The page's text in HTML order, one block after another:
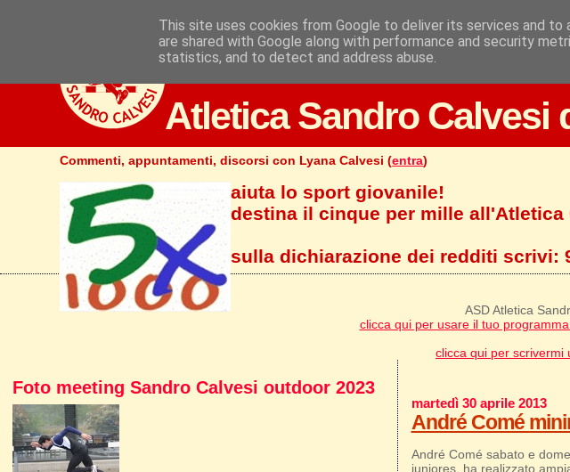
Atletica Sandro Calvesi
Commenti, appuntamenti, discorsi con Lyana Calvesi (entra)
aiuta lo sport giovanile!
destina il cinque per mille all'Atletica
sulla dichiarazione dei redditi scrivi:
ASD Atletica
clicca qui per usare il tuo
clicca qui per scrivermi
martedì 30 aprile 2013
André Comé
André Comé sabato e
juniores, ha realizzato
Foto meeting Sandro Calvesi outdoor 2023
This site uses cookies from Google to deliver its services and to
are shared with Google along with performance and security
statistics, and to detect and address abuse.